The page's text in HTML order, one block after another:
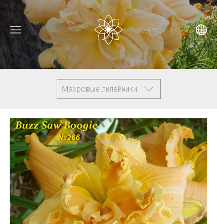
Махровые лилейники